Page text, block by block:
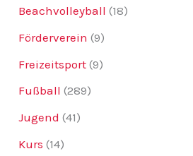
Beachvolleyball (18)
Förderverein (9)
Freizeitsport (9)
Fußball (289)
Jugend (41)
Kurs (14)